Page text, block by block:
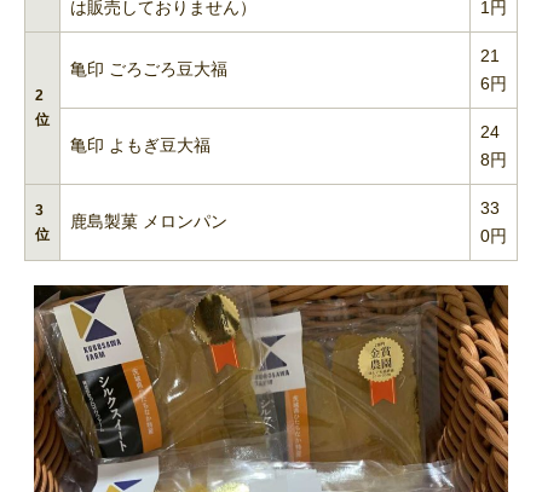
は販売しておりません）
1円
2
位
亀印 ごろごろ豆大福
21
6円
亀印 よもぎ豆大福
24
8円
3
位
鹿島製菓 メロンパン
33
0円